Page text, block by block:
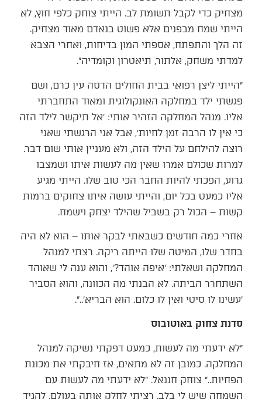
מצחיק כדי לקבל תשומת לב. הייתי צוחק כלפי חוץ, לא
הייתי שמח מבפנים אלא פשוט בנאדם מאוד מצחיק.
זה הלך והתפתח, אספתי המון בדיחות, ואחרי הצבא
למדתי משחק, אלתור, תיאטרון וקומדיה״.
״הייתי ליצן רפואי בבית החולים הדסה עין כרם, ושם
פגשתי ילד במחלקה האונקולוגית ומאוד התחברתי
אליו. מנהל המחלקה הזהיר אותי: ׳אל תיקשר לילד הזה
כי אין לו הרבה זמן לחיות׳, אבל אני הרגשתי שאני
רוצה להילחם על הילד הזה, ולא מעניין אותי שום דבר.
למרות שכולם אמרו שאין מה לעשות איתו ושמצבו
גרוע, הפכתי להיות החבר הכי טוב שלו. הייתי מגיע
אליו כמעט בכל יום, והייתי עושה איתו צחוקים ברמות
קשות – הכול רק בשביל שהילד יצחק וישמח.
אחרי כמה חודשים כשבאתי לבקר אותו – הוא לא היה
בחדר שלו, המיטה שלו הייתה ריקה. רצתי למנהל
המחלקה ושאלתי: ׳איפה אוהד?׳, והוא ענה לי שאוהד
השתחרר הביתה. לא הבנתי מה הכוונה, והוא הסביר
׳עשינו לו סיטי ואין לו כלום. הוא הבריא׳..״.
סדנת צחוק באוטובוס
״לא ידעתי מה לעשות, כמעט דפקתי נשיקה למנהל
המחלקה. כמובן זה לא מתאים, אז חיבקתי את מכונת
הפחיות..״ צוחק חננאל. ״לא ידעתי מה לעשות עם
השמחה שיש לי בלב. רציתי לחלק אותה בעולם, להגיד